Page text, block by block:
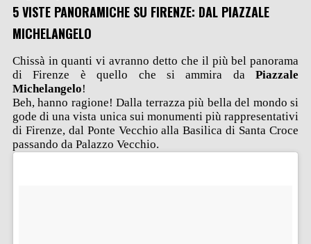
5 VISTE PANORAMICHE SU FIRENZE: DAL PIAZZALE
MICHELANGELO
Chissà in quanti vi avranno detto che il più bel panorama
di Firenze è quello che si ammira daPiazzale
Michelangelo!
Beh, hanno ragione! Dalla terrazza più bella del mondo si
gode di una vista unica sui monumenti più rappresentativi
di Firenze, dal Ponte Vecchio alla Basilica di Santa Croce
passando da Palazzo Vecchio.